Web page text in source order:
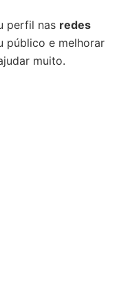
perfil nas redes
público e melhorar
muito.